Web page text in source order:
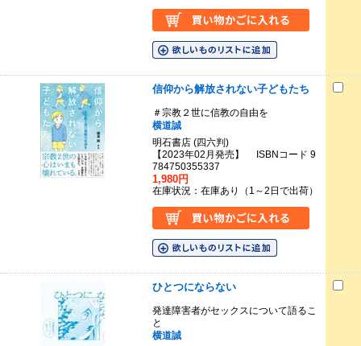
信仰から解放されない子どもたち
＃宗教２世に信教の自由を
横道誠
明石書店 (四六判)
【2023年02月発売】 ISBNコード 9
784750355337
1,980円
在庫状況：在庫あり（1～2日で出荷）
ひとつにならない
発達障害者がセックスについて語るこ
と
横道誠